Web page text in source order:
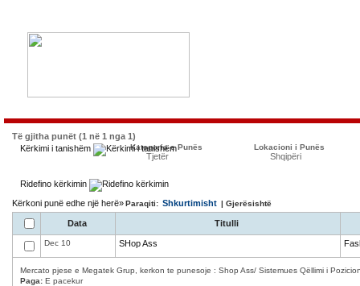
Të gjitha punët (1 në 1 nga 1)
Kërkimi i tanishëm
Kategoria e Punës
Tjetër
Lokacioni i Punës
Shqipëri
Ridefino kërkimin
Kërkoni punë edhe një herë»Paraqiti: Shkurtimisht | Gjerësishtë
Data Titulli
Dec 10 SHop Ass
Mercato pjese e Megatek Grup, kerkon te punesoje : Shop Ass/ Sistemues Qëllimi i
Paga: E pacekur